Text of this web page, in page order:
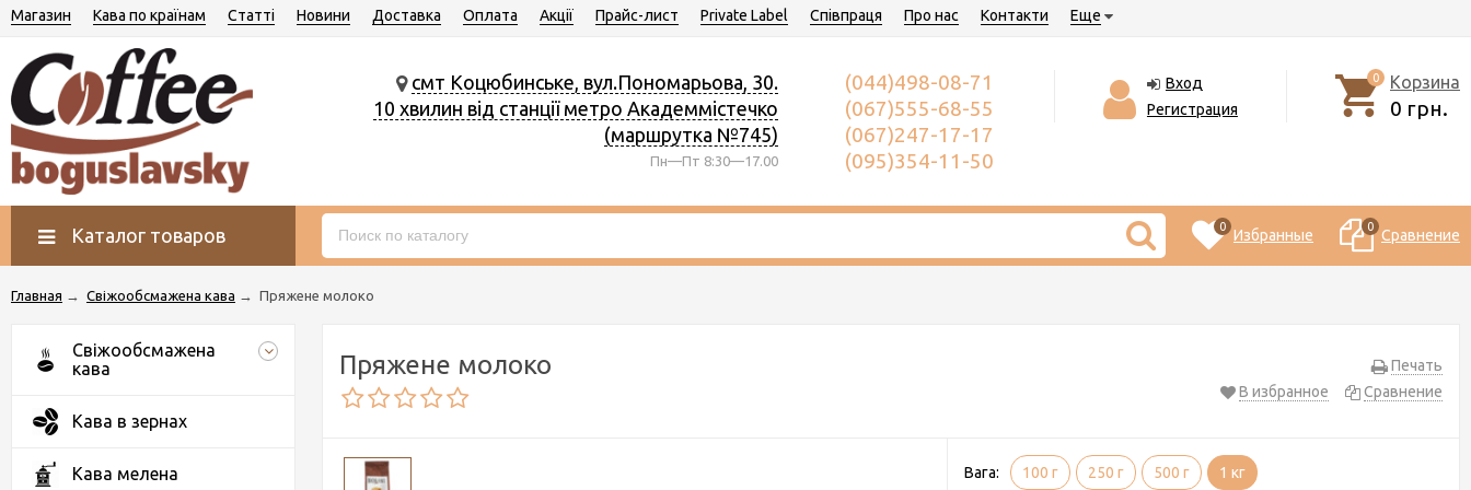
Магазин Кава по країнам Статті Новини Доставка Оплата Акції Прайс-лист Private Label Співпраця Про нас Контакти Еще
смт Коцюбинське, вул.Пономарьова, 30.
10 хвилин від станції метро Академмістечко
(маршрутка №745)
Пн—Пт 8:30—17.00
(044)498-08-71
(067)555-68-55
(067)247-17-17
(095)354-11-50
Вход
Регистрация
0 Корзина
0 грн.
Каталог товаров 0 Избранные 0 Сравнение
Главная → Свіжообсмажена кава → Пряжене молоко
Свіжообсмажена
кава
Кава в зернах
Кава мелена
Печать
Пряжене молоко
В избранное Сравнение
Вага: 100 г 250 г 500 г 1 кг